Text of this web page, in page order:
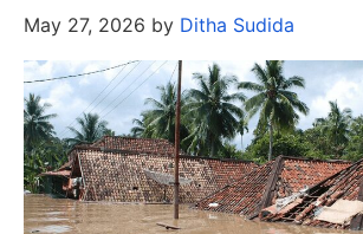
May 27, 2026 by Ditha Sudida